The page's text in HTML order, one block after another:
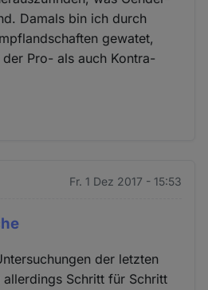
Damals bin ich durch
gewatet,
Pro- als auch Kontra-
Fr. 1 Dez 2017 - 15:53
der letzten
Schritt für Schritt